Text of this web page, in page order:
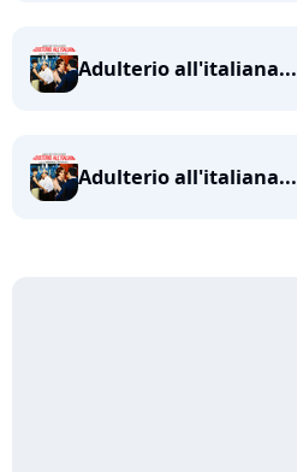
Adulterio all'italiana...
Adulterio all'italiana...